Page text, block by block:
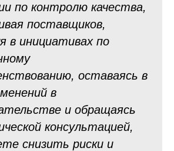
по контролю качества,
поставщиков,
в инициативах по
оставаясь в
в
и обращаясь
консультацией,
снизить риски и